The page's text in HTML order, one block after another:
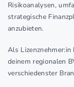
Risikoanalysen,
strategische
anzubieten.
Als
deinem regionalen
verschiedenster